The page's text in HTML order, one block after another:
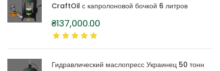
CraftOil с капролоновой бочкой 6 литров
₴137,000.00
Гидравлический маслопресс Украинец 50 тонн